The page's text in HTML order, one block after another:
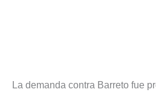
La demanda contra Barreto fue